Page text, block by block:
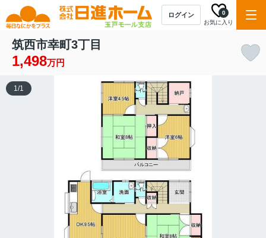
ログイン
お気に入り
0
筑西市幸町3丁目
1,498万円
1/1